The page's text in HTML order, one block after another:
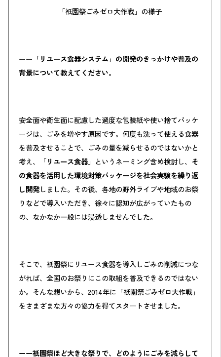
「祇園祭ごみゼロ大作戦」の様子
ーー「リユース食器システム」の開発のきっかけや普及の
背景について教えてください。
安全面や衛生面に配慮した過度な包装紙や使い捨てパッケ
ージは、ごみを増やす原因です。何度も洗って使える食器
を普及させることで、ごみの量を減らせるのではないかと
考え、
「リユース食器」 というネーミング含め検討し、 そ
の食器を活用した環境対策パッケージを社会実験を繰り返
し開発しました。その後、各地の野外ライブや地域のお祭
りなどで導入いただき、徐々に認知が広がっていたもの
の、なかなか一般には浸透しませんでした。
そこで、祇園祭にリユース食器を導入しごみの削減につな
がれば、全国のお祭りにこの取組を普及できるのではない
か。そんな想いから、2014年に「祇園祭ごみゼロ大作戦」
をさまざまな方々の協力を得てスタートさせました。
ーー祇園祭ほど大きな祭りで、どのようにごみを減らして